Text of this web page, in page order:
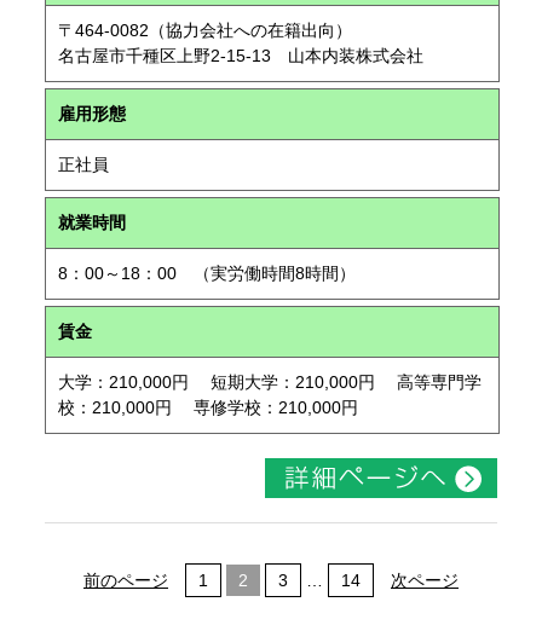
〒464-0082（協力会社への在籍出向）
名古屋市千種区上野2-15-13 山本内装株式会社
雇用形態
正社員
就業時間
8：00～18：00 （実労働時間8時間）
賃金
大学：210,000円 短期大学：210,000円 高等専門学
校：210,000円 専修学校：210,000円
前のページ 1 2 3 14 次ページ